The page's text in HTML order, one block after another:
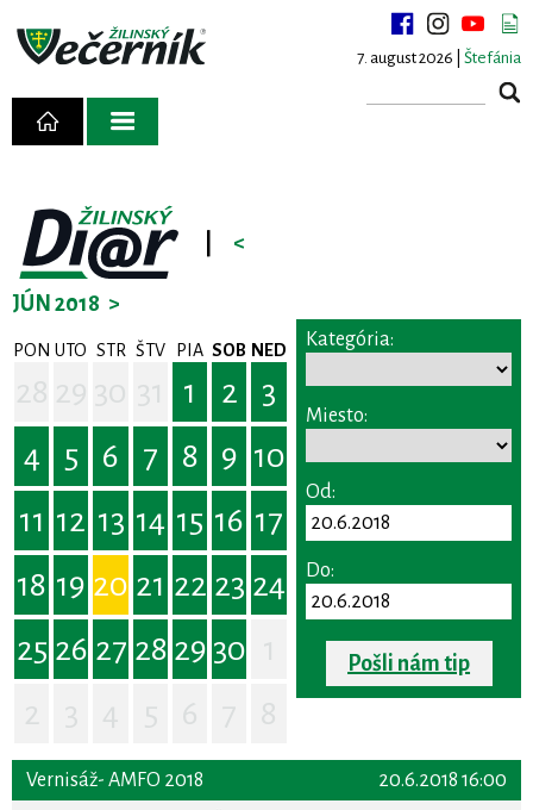
7. august 2026 | Štefánia
<
JÚN 2018 >
PON UTO STR ŠTV PIA SOB NED
1 2
3
4
5 6 7 8 9 10
11 12 13 14 15 16 17
18 19 20 21 22 23 24
25 26 27 28 29 30
Kategória:
Miesto:
Od:
Do:
Pošli nám tip
20.6.2018 16:00
Vernisáž- AMFO 2018